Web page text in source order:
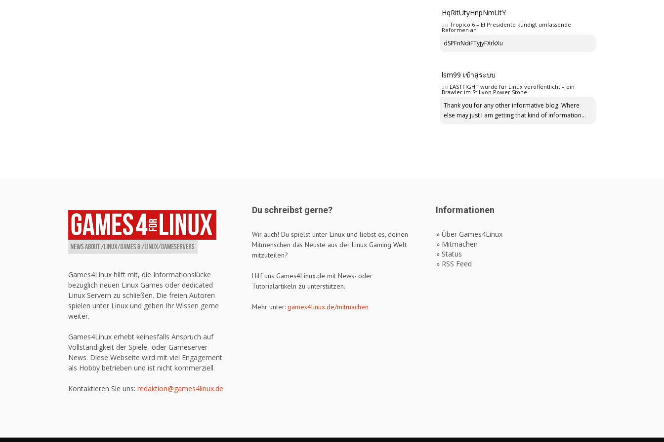
HqRitUtyHnpNmUtY
zu Tropico 6 – El Presidente kündigt umfassende
Reformen an
dSPFnNdiFTyjyFXrkXu
lsm99 เข้าสู่ระบบ
zu LASTFIGHT wurde für Linux veröffentlicht – ein
Brawler im Stil von Power Stone
Thank you for any other informative blog. Where
else may just I am getting that kind of information...
Games4Linux hilft mit, die Informationslücke
bezüglich neuen Linux Games oder dedicated
Linux Servern zu schließen. Die freien Autoren
spielen unter Linux und geben Ihr Wissen gerne
weiter.
Games4Linux erhebt keinesfalls Anspruch auf
Vollständigkeit der Spiele- oder Gameserver
News. Diese Webseite wird mit viel Engagement
als Hobby betrieben und ist nicht kommerziell.
Kontaktieren Sie uns: redaktion@games4linux.de
Du schreibst gerne?
Wir auch! Du spielst unter Linux und liebst es, deinen
Mitmenschen das Neuste aus der Linux Gaming Welt
mitzuteilen?
Hilf uns Games4Linux.de mit News- oder
Tutorialartikeln zu unterstützen.
Mehr unter: games4linux.de/mitmachen
Informationen
» Über Games4Linux
» Mitmachen
» Status
» RSS Feed